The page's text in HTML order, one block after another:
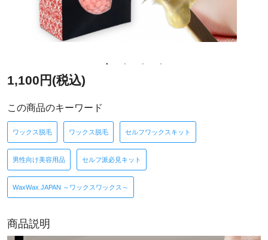
1,100円(税込)
この商品のキーワード
ワックス脱毛 ワックス脱毛 セルフワックスキット
男性向け美容用品 セルフ派必見キット
WaxWax.JAPAN ～ワックスワックス～
商品説明